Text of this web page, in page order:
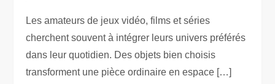
Les amateurs de jeux vidéo, films et séries
cherchent souvent à intégrer leurs univers préférés
dans leur quotidien. Des objets bien choisis
transforment une pièce ordinaire en espace […]